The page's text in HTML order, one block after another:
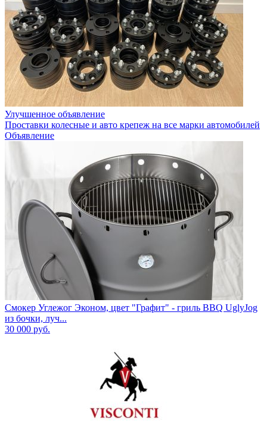
Улучшенное объявление
Проставки колесные и авто крепеж на все марки автомобилей
Объявление
Смокер Углежог Эконом, цвет "Графит" - гриль BBQ UglyJog
из бочки, луч...
30 000 руб.